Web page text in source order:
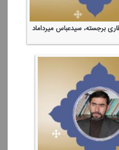
برجسته، سیدعباس میرداماد